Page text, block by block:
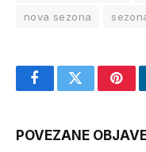
nova sezona
FacebookTwitter
POVEZANE